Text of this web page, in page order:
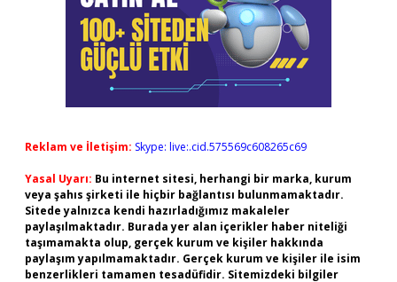
Reklam ve İletişim: Skype: live:.cid.575569c608265c69
Yasal Uyarı: Bu internet sitesi, herhangi bir marka, kurum
veya şahıs şirketi ile hiçbir bağlantısı bulunmamaktadır.
Sitede yalnızca kendi hazırladığımız makaleler
paylaşılmaktadır. Burada yer alan içerikler haber niteliği
taşımamakta olup, gerçek kurum ve kişiler hakkında
paylaşım yapılmamaktadır. Gerçek kurum ve kişiler ile isim
benzerlikleri tamamen tesadüfidir. Sitemizdeki bilgiler